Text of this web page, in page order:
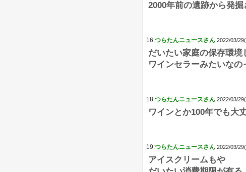
2000年前の遺跡から発
16:つらたんニュースさん 2022/03/
だいたい家庭の保存環境
ワインセラーみたいなの
18:つらたんニュースさん 2022/03/
ワインとか100年でも大
19:つらたんニュースさん 2022/03/
アイスクリームもや